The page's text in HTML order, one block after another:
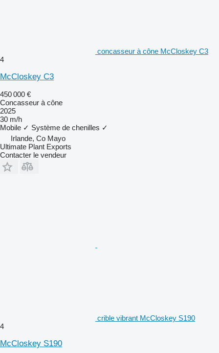
concasseur à cône McCloskey C3
4
McCloskey C3
450 000 €
Concasseur à cône
2025
30 m/h
Mobile ✓ Système de chenilles ✓
Irlande, Co Mayo
Ultimate Plant Exports
Contacter le vendeur
crible vibrant McCloskey S190
4
McCloskey S190